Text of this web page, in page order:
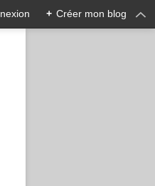
+ Créer mon blog